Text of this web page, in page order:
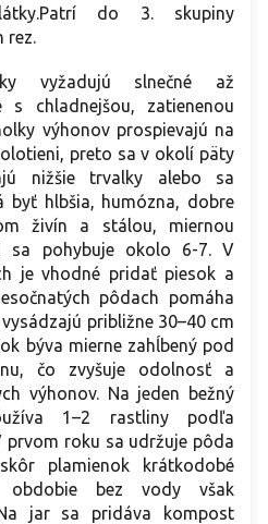
do 3. skupiny
rez.
vyžadujú slnečné až
s chladnejšou, zatienenou
výhonov prospievajú na
preto sa v okolí päty
nižšie trvalky alebo sa
byť hlbšia, humózna, dobre
živín a stálou, miernou
sa pohybuje okolo 6-7. V
je vhodné pridať piesok a
pôdach pomáha
približne 30–40 cm
býva mierne zahĺbený pod
čo zvyšuje odolnosť a
výhonov. Na jeden bežný
1–2 rastliny podľa
prvom roku sa udržuje pôda
plamienok krátkodobé
obdobie bez vody však
jar sa pridáva kompost